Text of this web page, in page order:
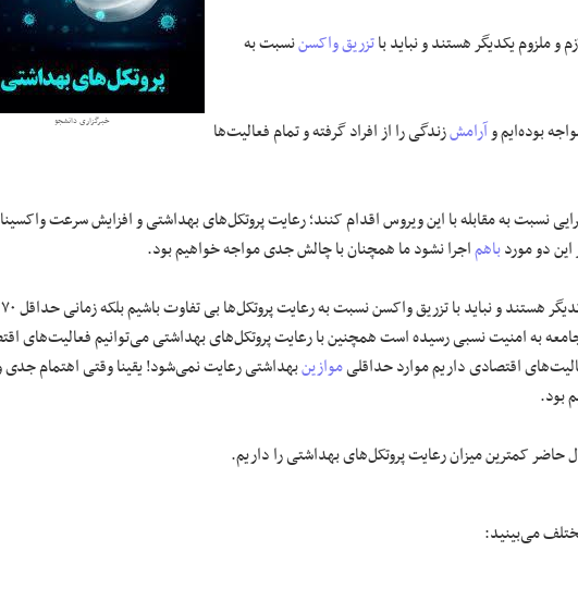
خبرگزاری دانشجو
و ملزوم یکدیگر هستند و نباید باتزریقواکسننسبت به
بوده‌ایم وآرامشزندگی را از افراد گرفته و تمام فعالیت‌ها
نسبت به مقابله با این ویروس اقدام کنند؛ رعایت پروتکل‌های بهداشتی و افزایش سرعت
دو موردباهماجرا نشود ما همچنان با چالش جدی مواجه خواهیم بود.
به امنیت نسبی رسیده است همچنین با رعایت پروتکل‌های بهداشتی می‌توانیم فعالیت‌های
اقتصادی داریم موارد حداقلیموازینبهداشتی رعایت نمی‌شود! یقینا وقتی اهتمام جدی
بود.
حاضر کمترین میزان رعایت پروتکل‌های بهداشتی را داریم.
می‌بینید: